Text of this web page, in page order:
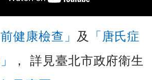
健康檢查」 及 「唐氏症
， 詳見臺北市政府衛生